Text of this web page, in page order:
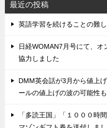
最近の投稿
英語学習を続けることの難
日経WOMAN7月号にて、
協力しました
DMM英会話が3月から値上
ールの値上げの波の可能性も
「多読王国」「１０００時